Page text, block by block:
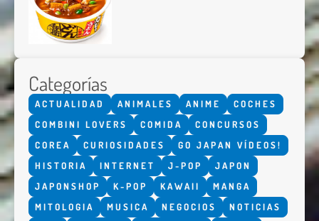
Categorías
ACTUALIDAD ANIMALES ANIME
COCHES
COMBINI LOVERS
COMIDA
CONCURSOS
COREA
CURIOSIDADES
GO JAPAN VÍDEOS!
HISTORIA
INTERNET J-POP
JAPON
JAPONSHOP
K-POP KAWAII
MANGA
MITOLOGIA
MUSICA NEGOCIOS
NOTICIAS